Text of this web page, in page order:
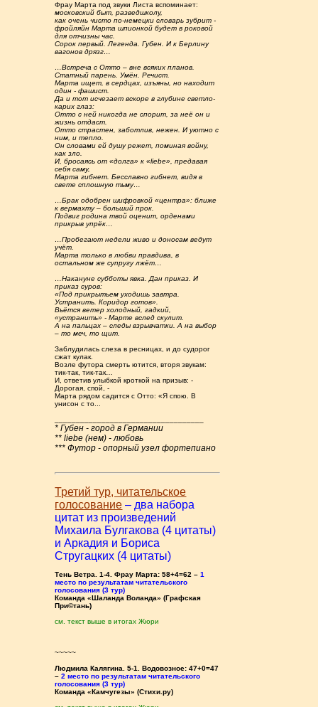
Фрау Марта под звуки Листа вспоминает:
московский быт, разведшколу,
как очень чисто по-немецки словарь зубрит -
фройляйн Марта шпионкой будет в роковой
для отчизны час.
Сорок первый. Легенда. Губен. И к Берлину
вагонов дрязг…
…Встреча с Отто – вне всяких планов.
Статный парень. Умён. Речист.
Марта ищет, в сердцах, изъяны, но находит
один - фашист.
Да и тот исчезает вскоре в глубине светло-
карих глаз:
Отто с ней никогда не спорит, за неё он и
жизнь отдаст.
Отто страстен, заботлив, нежен. И уютно с
ним, и тепло.
Он словами ей душу режет, поминая войну,
как зло.
И, бросаясь от «долга» к «liebe», предавая
себя саму,
Марта гибнет. Бесславно гибнет, видя в
свете сплошную тьму…
…Брак одобрен шифровкой «центра»: ближе
к вермахту – больший прок.
Подвиг родина твой оценит, орденами
прикрыв упрёк…
…Пробегают недели живо и доносам ведут
учёт.
Марта только в любви правдива, в
остальном же супругу лжёт…
…Накануне субботы явка. Дан приказ. И
приказ суров:
«Под прикрытьем уходишь завтра.
Устранить. Коридор готов».
Вьётся ветер холодный, гадкий,
«устранить» - Марте вслед скулит.
А на пальцах – следы взрывчатки. А на выбор
– то меч, то щит.
Заблудилась слеза в ресницах, и до судорог
сжат кулак.
Возле футора смерть ютится, вторя звукам:
тик-так, тик-так…
И, ответив улыбкой кроткой на призыв: -
Дорогая, спой, -
Марта рядом садится с Отто: «Я спою. В
унисон с то...
* Губен - город в Германии
** liebe (нем) - любовь
*** Футор - опорный узел фортепиано
Третий тур, читательское
голосование – два набора
цитат из произведений
Михаила Булгакова (4 цитаты)
и Аркадия и Бориса
Стругацких (4 цитаты)
Тень Ветра. 1-4. Фрау Марта: 58+4=62 –1
место по результатам читательского
голосования (3 тур)
Команда «Шаланда Воланда» (Графская
При©тань)
см. текст выше в итогах Жюри
~~~~~
Людмила Калягина. 5-1. Водовозное: 47+0=47
–2 место по результатам читательского
голосования (3 тур)
Команда «Камчугезы» (Стихи.ру)